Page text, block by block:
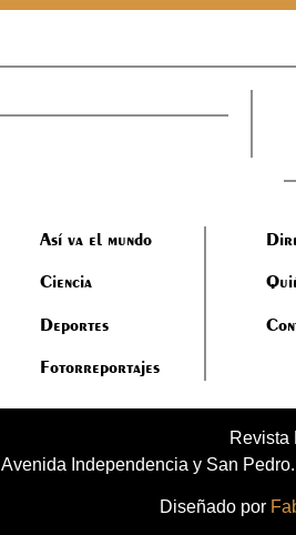
Así va el mundo
Ciencia
Deportes
Fotorreportajes
Revista
Avenida Independencia y San
Diseñado por